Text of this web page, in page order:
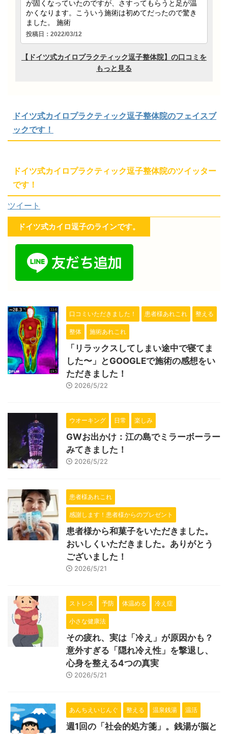
ドイツ式カイロプラクティック逗子整体院のフェイスブ
ックです！
ドイツ式カイロプラクティック逗子整体院のツイッター
です！
ツイート
ドイツ式カイロ逗子のラインです。
口コミいただきました！ 患者様あれこれ 整える
整体 施術あれこれ
「リラックスしてしまい途中で寝てま
した〜」とGOOGLEで施術の感想をい
ただきました！
2026/5/22
ウオーキング 日常 楽しみ
GWお出かけ：江の島でミラーボーラー
みてきました！
2026/5/22
患者様あれこれ
感謝します！患者様からのプレゼント
患者様から和菓子をいただきました。
おいしくいただきました。ありがとう
ございました！
2026/5/21
ストレス 予防 体温める 冷え症
小さな健康法
その疲れ、実は「冷え」が原因かも？
意外すぎる「隠れ冷え性」を撃退し、
心身を整える4つの真実
2026/5/21
あんちえいじんぐ 整える 温泉銭湯 温活
週1回の「社会的処方箋」。銭湯が脳と